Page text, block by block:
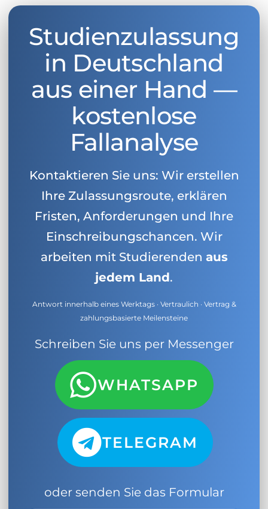
Studienzulassung
in Deutschland
aus einer Hand —
kostenlose
Fallanalyse
Kontaktieren Sie uns: Wir erstellen
Ihre Zulassungsroute, erklären
Fristen, Anforderungen und Ihre
Einschreibungschancen. Wir
arbeiten mit Studierenden aus
jedem Land.
Antwort innerhalb eines Werktags · Vertraulich · Vertrag &
zahlungsbasierte Meilensteine
Schreiben Sie uns per Messenger
WHATSAPP
TELEGRAM
oder senden Sie das Formular